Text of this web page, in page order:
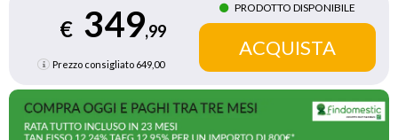
€ 349,99
Prezzo consigliato 649,00
PRODOTTO DISPONIBILE